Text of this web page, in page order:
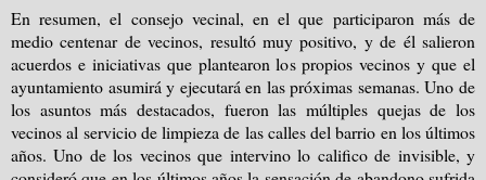
En resumen, el consejo vecinal, en el que participaron más de
medio centenar de vecinos, resultó muy positivo, y de él salieron
acuerdos e iniciativas que plantearon los propios vecinos y que el
ayuntamiento asumirá y ejecutará en las próximas semanas. Uno de
los asuntos más destacados, fueron las múltiples quejas de los
vecinos al servicio de limpieza de las calles del barrio en los últimos
años. Uno de los vecinos que intervino lo califico de invisible, y